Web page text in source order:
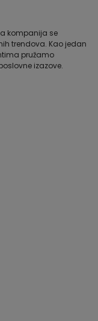
kompanija se
trendova. Kao jedan
pružamo
izazove.